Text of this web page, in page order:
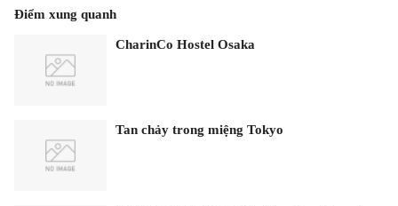
Điểm xung quanh
CharinCo Hostel Osaka
Tan chảy trong miệng Tokyo